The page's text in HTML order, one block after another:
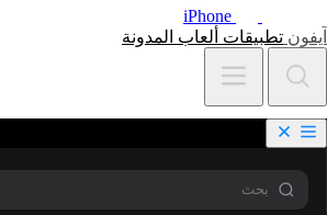
iPhone
آيفون تطبيقات ألعاب المدونة